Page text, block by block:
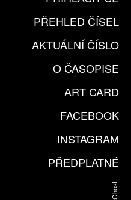
PŘEHLED ČÍSEL
AKTUÁLNÍ ČÍSLO
O ČASOPISE
ART CARD
FACEBOOK
INSTAGRAM
PŘEDPLATNÉ